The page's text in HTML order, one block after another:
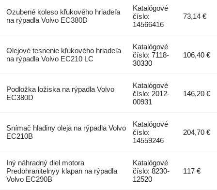
Ozubené koleso kľukového hriadeľa
na rýpadla Volvo EC380D
Katalógové
číslo:
14566416
73,14 €
Olejové tesnenie kľukového hriadeľa
na rýpadla Volvo EC210 LC
Katalógové
číslo: 7118-
30330
106,40 €
Podložka ložiska na rýpadla Volvo
EC380D
Katalógové
číslo: 2012-
00931
146,20 €
Snímač hladiny oleja na rýpadla Volvo
EC210B
Katalógové
číslo:
14559246
204,70 €
Iný náhradný diel motora
Predohranitelnyy klapan na rýpadla
Volvo EC290B
Katalógové
číslo: 8230-
12520
117 €